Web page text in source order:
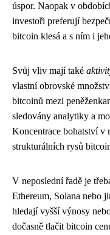
úspor. Naopak v
investoři preferují
bitcoin klesá a s ním i
Svůj vliv mají také
vlastní obrovské
bitcoinů mezi
sledovány analytiky a
Koncentrace bohatství v
strukturálních rysů
V neposlední řadě je
Ethereum, Solana nebo
hledají vyšší výnosy
dočasně tlačit bitcoin